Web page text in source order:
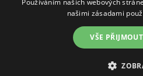
Používáním našich webových
našimi zásadami
VŠE PŘIJMOUT